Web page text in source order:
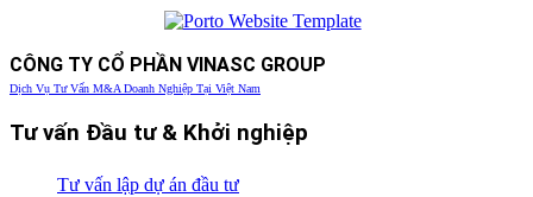
CÔNG TY CỔ PHẦN VINASC GROUP
Dịch Vụ Tư Vấn M&A Doanh Nghiệp Tại Việt Nam
Tư vấn Đầu tư & Khởi nghiệp
Tư vấn lập dự án đầu tư